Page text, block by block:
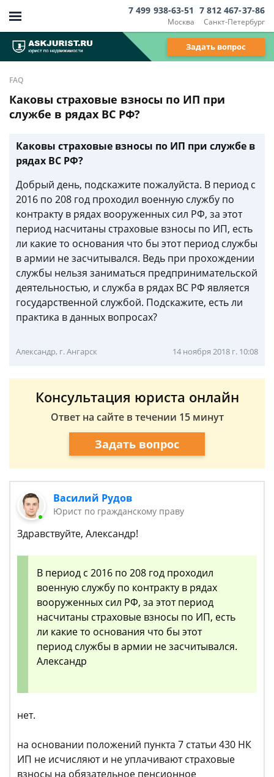
Москва
7 499 938-63-51
Санкт-Петербург
7 812 467-37-86
Задать вопрос
FAQ
Каковы страховые взносы по ИП при
службе в рядах ВС РФ?
Каковы страховые взносы по ИП при службе в
рядах ВС РФ?
Добрый день, подскажите пожалуйста. В период с
2016 по 208 год проходил военную службу по
контракту в рядах вооруженных сил РФ, за этот
период насчитаны страховые взносы по ИП, есть
ли какие то основания что бы этот период службы
в армии не засчитывался. Ведь при прохождении
службы нельзя заниматься предпринимательской
деятельностью, и служба в рядах ВС РФ является
государственной службой. Подскажите, есть ли
практика в данных вопросах?
Александр, г. Ангарск 14 ноября 2018 г. 10:08
Консультация юриста онлайн
Ответ на сайте в течении 15 минут
Задать вопрос
Василий Рудов
Юрист по гражданскому праву
Здравствуйте, Александр!
В период с 2016 по 208 год проходил
военную службу по контракту в рядах
вооруженных сил РФ, за этот период
насчитаны страховые взносы по ИП, есть
ли какие то основания что бы этот
период службы в армии не засчитывался.
Александр
нет.
на основании положений пункта 7 статьи 430 НК
ИП не исчисляют и не уплачивают страховые
взносы на обязательное пенсионное